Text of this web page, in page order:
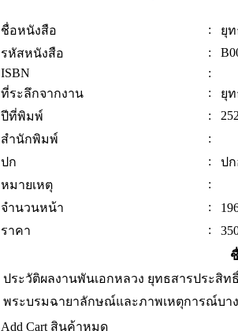
ชื่อหนังสือ :
ยุ
รหัสหนังสือ
:
ISBN
:
ที่ระลึกจากงาน
:
ยุ
ปีที่พิมพ์
:
สำนักพิมพ์
:
ปก
:
ป
หมายเหตุ
:
จำนวนหน้า
:
ราคา
:
ประวัติผลงานพันเอกหลวง ยุทธสารประสิท
พระบรมฉายาลักษณ์และภาพเหตุการณ์บา
Add Cart สินค้าหมด